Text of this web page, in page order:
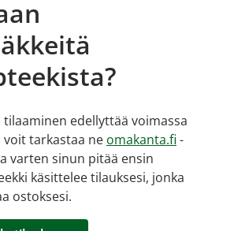
tilaaminen edellyttää voimassa
voit tarkastaa ne omakanta.fi -
varten sinun pitää ensin
käsittelee tilauksesi, jonka
ostoksesi.